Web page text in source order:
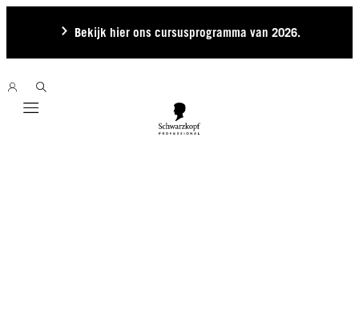
Bekijk hier ons cursusprogramma van 2026.
Mobile navigation